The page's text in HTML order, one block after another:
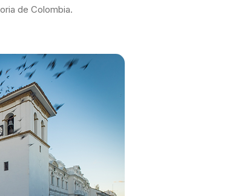
de Colombia.